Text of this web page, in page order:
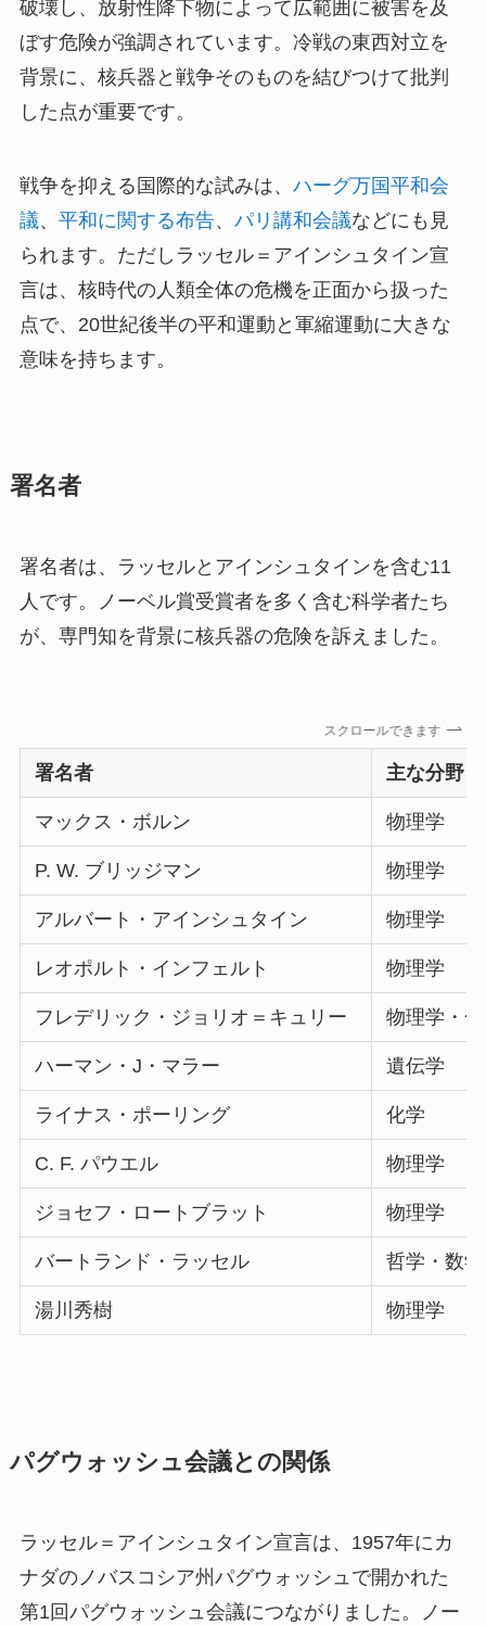
破壊し、放射性降下物によって広範囲に被害を及
ぼす危険が強調されています。冷戦の東西対立を
背景に、核兵器と戦争そのものを結びつけて批判
した点が重要です。
戦争を抑える国際的な試みは、 ハーグ万国平和会
議、 平和に関する布告、 パリ講和会議などにも見
られます。ただしラッセル＝アインシュタイン宣
言は、核時代の人類全体の危機を正面から扱った
点で、20世紀後半の平和運動と軍縮運動に大きな
意味を持ちます。
署名者
署名者は、ラッセルとアインシュタインを含む11
人です。ノーベル賞受賞者を多く含む科学者たち
が、専門知を背景に核兵器の危険を訴えました。
スクロールできます
署名者 主な分野
マックス・ボルン 物理学
P. W. ブリッジマン 物理学
アルバート・アインシュタイン 物理学
レオポルト・インフェルト 物理学
フレデリック・ジョリオ＝キュリー 物理学・
ハーマン・J・マラー 遺伝学
ライナス・ポーリング 化学
C. F. パウエル 物理学
ジョセフ・ロートブラット 物理学
バートランド・ラッセル 哲学・数学
湯川秀樹 物理学
パグウォッシュ会議との関係
ラッセル＝アインシュタイン宣言は、1957年にカ
ナダのノバスコシア州パグウォッシュで開かれた
第1回パグウォッシュ会議につながりました。ノー